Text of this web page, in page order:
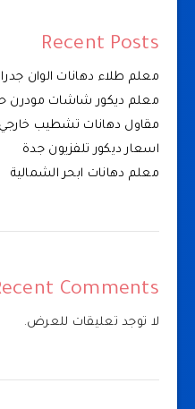
Recent Posts
معلم طلاء دهانات الوان
معلم ديكور شاشات مودرن
مقاول دهانات تشطيب
اسعار ديكور تلفزيون جدة
معلم دهانات ابحر الشمالية
Comments
لا توجد تعليقات للعرض.